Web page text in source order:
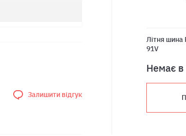
Залишити відгук
Літня шина
91V
Немає в